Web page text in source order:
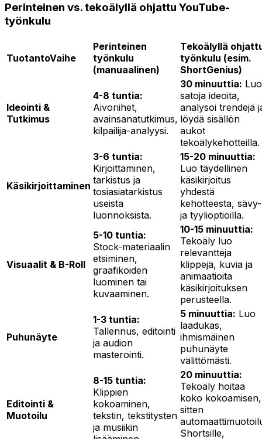
Perinteinen vs. tekoälyllä ohjattu YouTube-
työnkulu
TuotantoVaihe
Perinteinen
työnkulu
(manuaalinen)
Tekoälyllä
työnkulu (esim.
ShortGenius)
Ideointi &
Tutkimus
4-8 tuntia:
Aivoriihet,
avainsanatutkimus,
kilpailija-analyysi.
30 minuuttia: Luo
satoja ideoita,
analysoi trendejä
löydä sisällön
aukot
tekoälykehotteilla.
Käsikirjoittaminen
3-6 tuntia:
Kirjoittaminen,
tarkistus ja
tosiasiatarkistus
useista
luonnoksista.
15-20 minuuttia:
Luo täydellinen
käsikirjoitus
yhdestä
kehotteesta, sävy-
ja tyylioptioilla.
Visuaalit & B-Roll
5-10 tuntia:
Stock-materiaalin
etsiminen,
graafikoiden
luominen tai
kuvaaminen.
10-15 minuuttia:
Tekoäly luo
relevantteja
klippejä, kuvia ja
animaatioita
käsikirjoituksen
perusteella.
Puhunäyte
1-3 tuntia:
Tallennus, editointi
ja audion
masterointi.
5 minuuttia: Luo
laadukas,
ihmismäinen
puhunäyte
välittömästi.
Editointi &
Muotoilu
8-15 tuntia:
Klippien
kokoaminen,
tekstin, tekstitysten
ja musiikin
20 minuuttia:
Tekoäly hoitaa
koko kokoamisen,
sitten
Shortsille,